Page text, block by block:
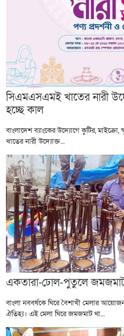
সিএমএসএমই খাতের নারী
হচ্ছে কাল
বাংলাদেশ ব্যাংকের উদ্যোগে কুটির,
খাতের নারী উদ্যোক্ত...
একতারা-ঢোল-পুতুলে জমজমাট
বাংলা নববর্ষকে ঘিরে বৈশাখী মেলার
ঐতিহ্য। এই মেলা ঘিরে জমজমাট থা...